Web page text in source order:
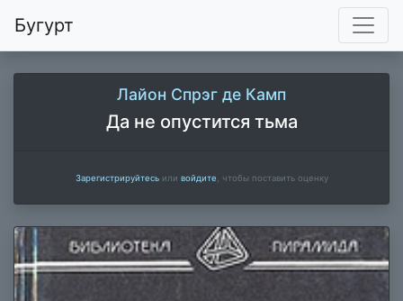
Бугурт
Лайон Спрэг де Камп
Да не опустится тьма
Зарегистрируйтесьили войдите , чтобы поставить оценку